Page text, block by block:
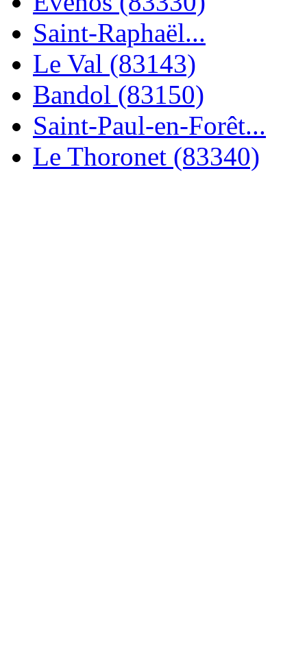
Saint-Raphaël...
Le Val (83143)
Bandol (83150)
Saint-Paul-en-Forêt...
Le Thoronet (83340)